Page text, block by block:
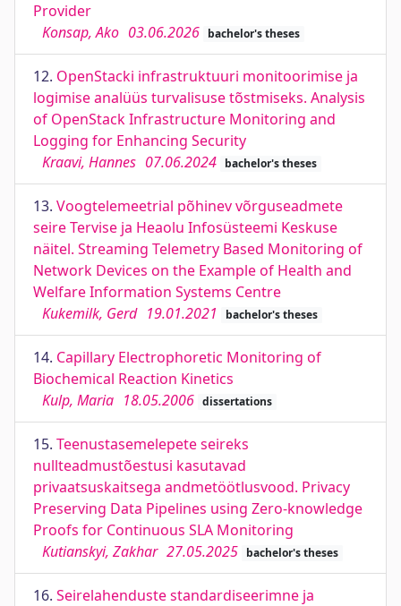
Provider
Konsap, Ako 03.06.2026 bachelor's theses
12. OpenStacki infrastruktuuri monitoorimise ja
logimise analüüs turvalisuse tõstmiseks. Analysis
of OpenStack Infrastructure Monitoring and
Logging for Enhancing Security
Kraavi, Hannes 07.06.2024 bachelor's theses
13. Voogtelemeetrial põhinev võrguseadmete
seire Tervise ja Heaolu Infosüsteemi Keskuse
näitel. Streaming Telemetry Based Monitoring of
Network Devices on the Example of Health and
Welfare Information Systems Centre
Kukemilk, Gerd 19.01.2021 bachelor's theses
14. Capillary Electrophoretic Monitoring of
Biochemical Reaction Kinetics
Kulp, Maria 18.05.2006 dissertations
15. Teenustasemelepete seireks
nullteadmustõestusi kasutavad
privaatsuskaitsega andmetöötlusvood. Privacy
Preserving Data Pipelines using Zero-knowledge
Proofs for Continuous SLA Monitoring
Kutianskyi, Zakhar 27.05.2025 bachelor's theses
16. Seirelahenduste standardiseerimne ja